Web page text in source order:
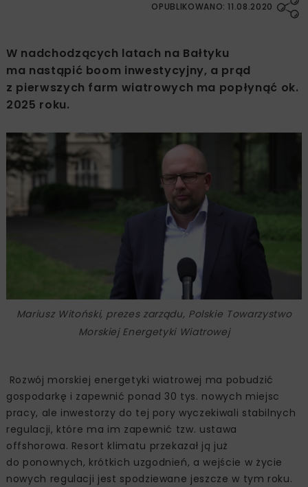
OPUBLIKOWANO: 11.08.2020
W nadchodzących latach na Bałtyku
ma nastąpić boom inwestycyjny, a prąd
z pierwszych farm wiatrowych ma popłynąć ok.
2025 roku.
Mariusz Witoński, prezes zarządu, Polskie Towarzystwo
Morskiej Energetyki Wiatrowej
Rozwój morskiej energetyki wiatrowej ma pobudzić
gospodarkę i zapewnić ponad 30 tys. nowych miejsc
pracy, ale inwestorzy do tej pory wyczekiwali stabilnych
regulacji, które ma im zapewnić tzw. ustawa
offshorowa. Resort klimatu przekazał ją już
do ponownych, krótkich uzgodnień, a wejście w życie
nowych regulacji jest spodziewane jeszcze w tym roku.